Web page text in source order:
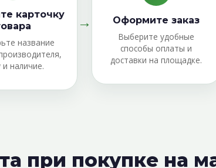
карточку
название
и наличие.
→
Оформите заказ
Выберите удобные
способы оплаты и
доставки на площадке.
при покупке на